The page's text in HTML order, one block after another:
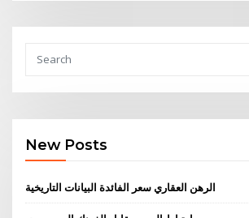
New Posts
الرهن العقاري سعر الفائدة البيانات التاريخية